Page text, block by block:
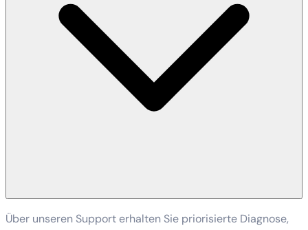
Über unseren Support erhalten Sie priorisierte Diagnose,